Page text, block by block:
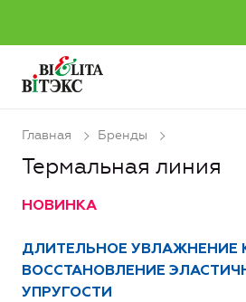
Главная Бренды
Термальная линия
НОВИНКА
ДЛИТЕЛЬНОЕ УВЛАЖНЕНИЕ
ВОССТАНОВЛЕНИЕ
УПРУГОСТИ